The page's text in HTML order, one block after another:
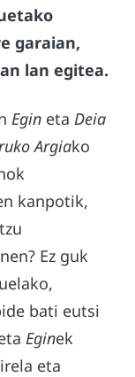
garaian,
lan egitea.
Egin eta Deia
Argiako
kanpotik,
Ez guk
bati eutsi
Eginek
eta